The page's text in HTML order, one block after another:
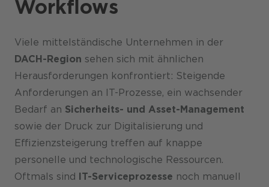
Workflows
Viele mittelständische Unternehmen in der
DACH-Region sehen sich mit ähnlichen
Herausforderungen konfrontiert: Steigende
Anforderungen an IT-Prozesse, ein wachsender
Bedarf an Sicherheits- und Asset-Management
sowie der Druck zur Digitalisierung und
Effizienzsteigerung treffen auf knappe
personelle und technologische Ressourcen.
Oftmals sind IT-Serviceprozesse noch manuell